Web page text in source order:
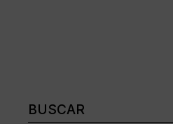
Buscar: